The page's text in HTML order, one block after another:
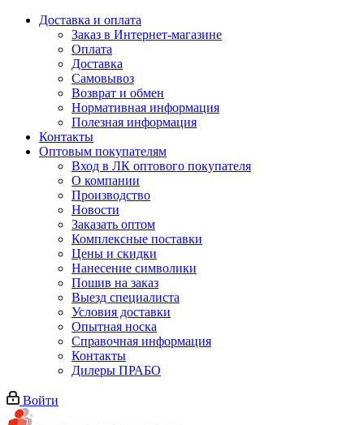
Доставка и оплата
Заказ в Интернет-магазине
Оплата
Доставка
Самовывоз
Возврат и обмен
Нормативная информация
Полезная информация
Контакты
Оптовым покупателям
Вход в ЛК оптового покупателя
О компании
Производство
Новости
Заказать оптом
Комплексные поставки
Цены и скидки
Нанесение символики
Пошив на заказ
Выезд специалиста
Условия доставки
Опытная носка
Справочная информация
Контакты
Дилеры ПРАБО
Войти